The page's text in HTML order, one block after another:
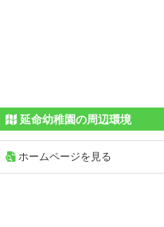
延命幼稚園の周辺環境
ホームページを見る